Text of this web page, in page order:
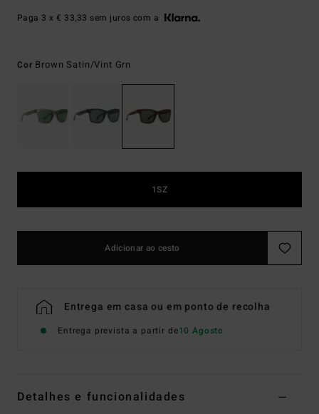
Paga 3 x € 33,33 sem juros com a
Cor Brown Satin/vint Grn
1SZ
Adicionar ao cesto
Entrega em casa ou em ponto de recolha
Entrega prevista a partir de10 Agosto
Detalhes e funcionalidades